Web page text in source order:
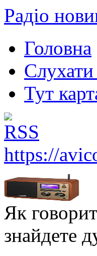
Радіо
Головна
Тут
https://
Як
знайдете